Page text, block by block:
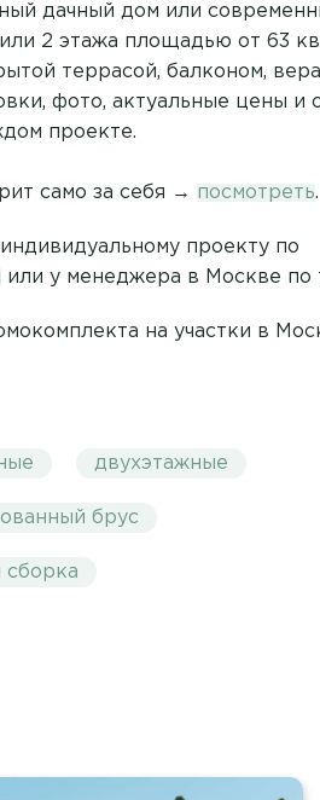
дачный дом или
2 этажа площадью от 63
террасой, балконом,
фото, актуальные цены и
проекте.
само за себя → посмотреть.
проекту по
или у менеджера в Москве по
на участки в
двухэтажные
брус
сборка